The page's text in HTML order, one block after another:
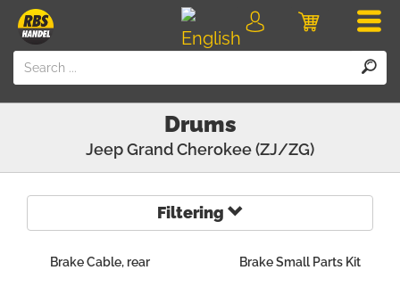
Cart
Login
Drums
JeepGrand Cherokee (ZJ/ZG)
Filtering
Brake Cable, rear Brake Small Parts Kit